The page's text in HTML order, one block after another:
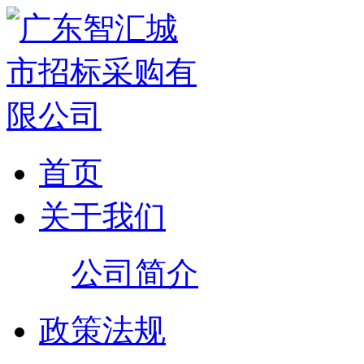
首页
关于我们
公司简介
政策法规